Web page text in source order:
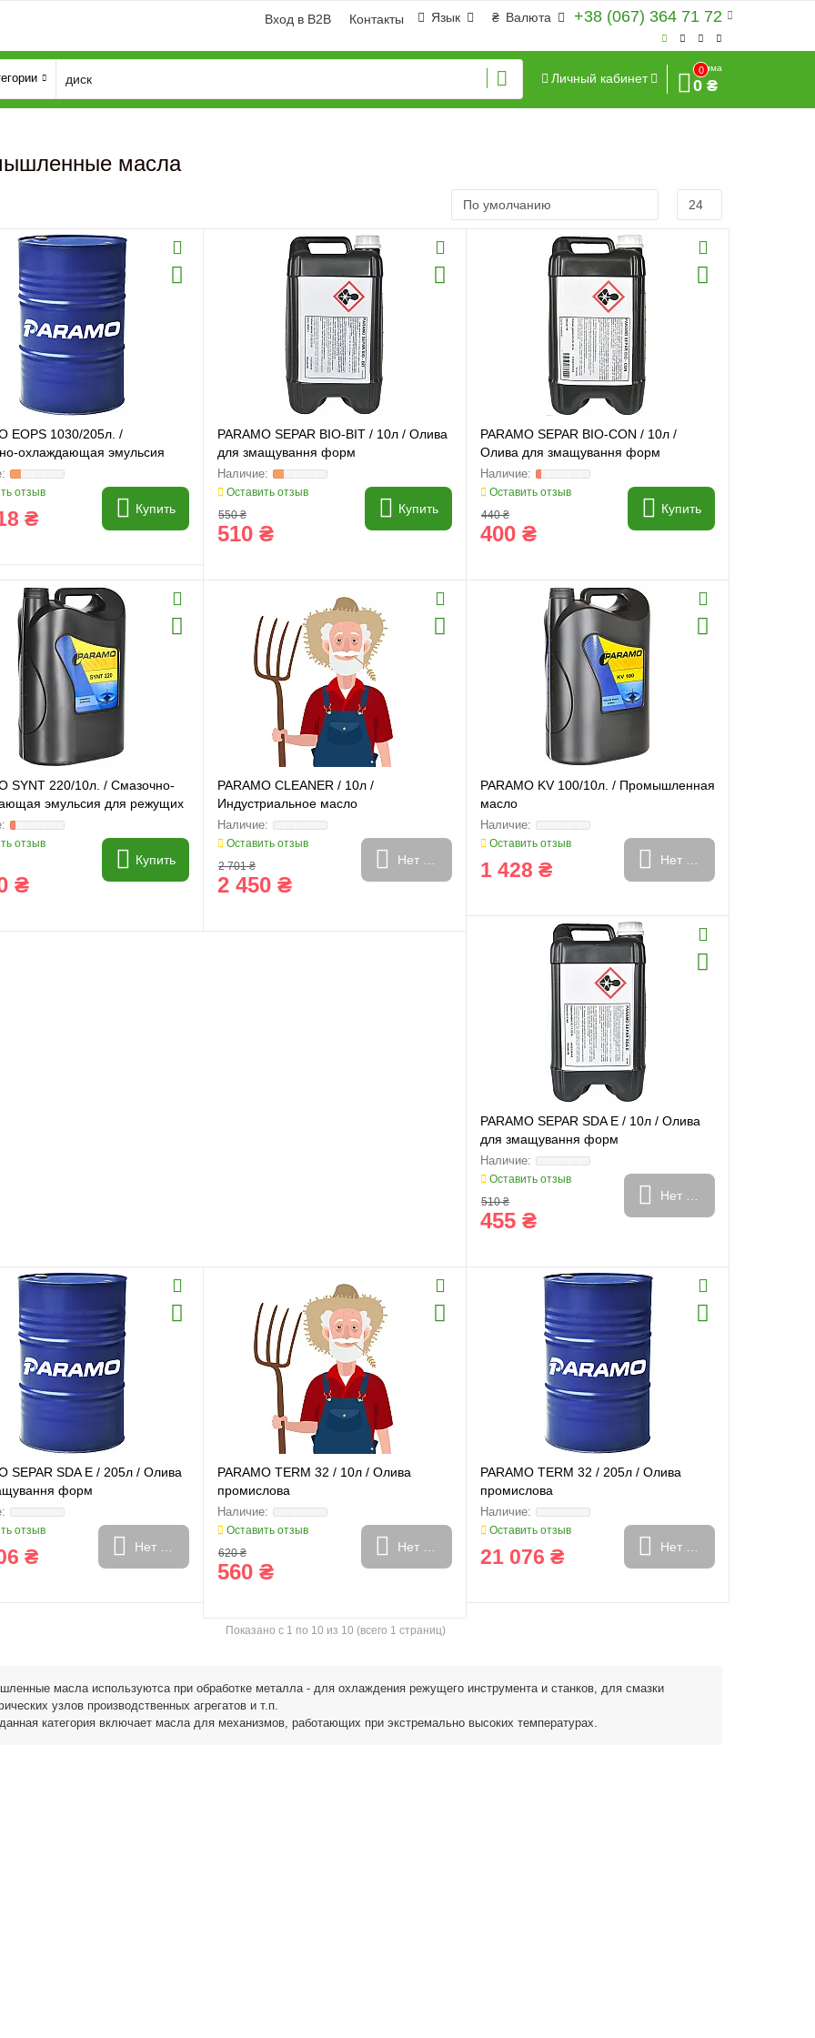
+38 (067) 364 71 72
₴ Валюта
Язык
Вход в B2B Контакты
Личный кабинет
0
Сумма
0 ₴
масла
EOPS 1030/205л. /
охлаждающая эмульсия
инструментов
отзыв
₴ Купить
PARAMO SEPAR BIO-BIT / 10л / Олива
для змащування форм
Оставить отзыв
550 ₴
510 ₴
Купить
PARAMO SEPAR BIO-CON / 10л /
Олива для змащування форм
Оставить отзыв
440 ₴
400 ₴
Купить
SYNT 220/10л. / Смазочно-
эмульсия для режущих
отзыв
₴
Купить
PARAMO CLEANER / 10л /
Индустриальное масло
Оставить отзыв
2 701 ₴
2 450 ₴
Нет в наличии
PARAMO KV 100/10л. / Промышленная
масло
Оставить отзыв
1 428 ₴ Нет в наличии
PARAMO SEPAR SDA E / 10л / Олива
для змащування форм
Оставить отзыв
510 ₴
455 ₴
Нет в наличии
SEPAR SDA E / 205л / Олива
форм
отзыв
₴ Нет в наличии
PARAMO TERM 32 / 10л / Олива
промислова
Оставить отзыв
620 ₴
560 ₴
Нет в наличии
PARAMO TERM 32 / 205л / Олива
промислова
Оставить отзыв
21 076 ₴ Нет в наличии
Показано с 1 по 10 из 10 (всего 1 страниц)
масла используютса при обработке металла - для охлаждения режущего инструмента и станков, для смазки
узлов производственных агрегатов и т.п.
категория включает масла для механизмов, работающих при экстремально высоких температурах.